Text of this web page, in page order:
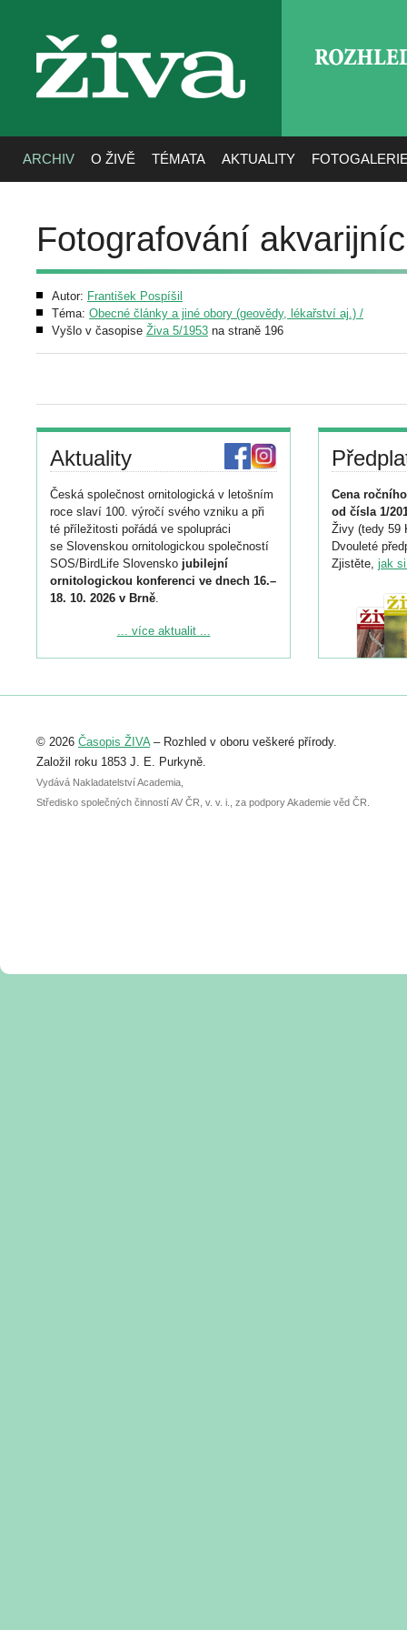
živa
ARCHIV O ŽIVĚ TÉMATA AKTUALITY
Fotografování
Autor: František Pospíšil
Téma: Obecné články a jiné obory (geovědy, lékařství aj.) /
Vyšlo v časopise Živa 5/1953 na straně 196
Aktuality
Česká společnost ornitologická v letošním
roce slaví 100. výročí svého vzniku a při
té příležitosti pořádá ve spolupráci
se Slovenskou ornitologickou společností
SOS/BirdLife Slovensko jubilejní
ornitologickou konferenci ve dnech 16.–
18. 10. 2026 v Brně.
Podrobnější informace ke konferenci
Registrovat se můžete do 6. září.
abstraktu přihlášené přednášky nebo
posteru je už 30. června.
... více aktualit ...
Cena
od čísla 1/
Živy (tedy 59
Dvouleté
Zjistěte, jak
© 2026 Časopis ŽIVA– Rozhled v oboru veškeré přírody.
Založil roku 1853 J. E. Purkyně.
Vydává Nakladatelství Academia,
Středisko společných činností AV ČR, v. v. i., za podpory Akademie věd ČR.